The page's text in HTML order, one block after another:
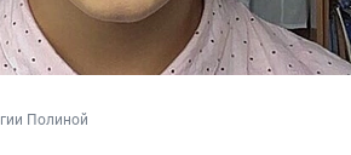
Полиной